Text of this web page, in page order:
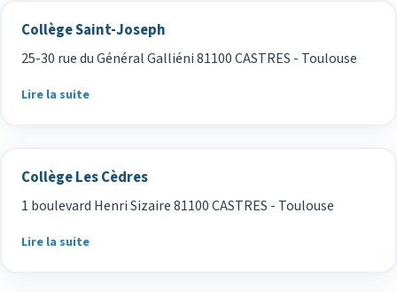
Collège Saint-Joseph
25-30 rue du Général Galliéni 81100 CASTRES - Toulouse
Lire la suite
Collège Les Cèdres
1 boulevard Henri Sizaire 81100 CASTRES - Toulouse
Lire la suite